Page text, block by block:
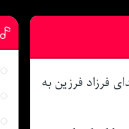
فرزاد فرزین به